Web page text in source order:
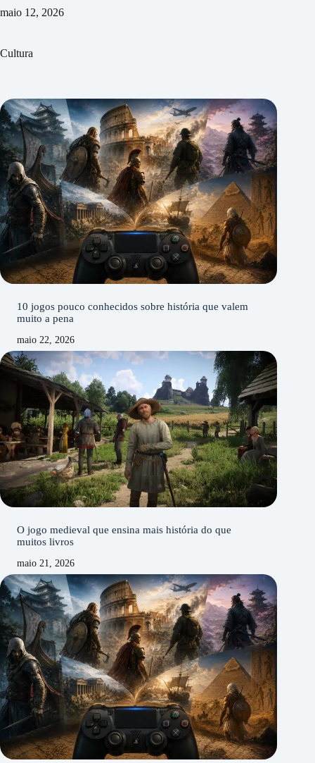
maio 12, 2026
Cultura
10 jogos pouco conhecidos sobre história que valem
muito a pena
maio 22, 2026
O jogo medieval que ensina mais história do que
muitos livros
maio 21, 2026